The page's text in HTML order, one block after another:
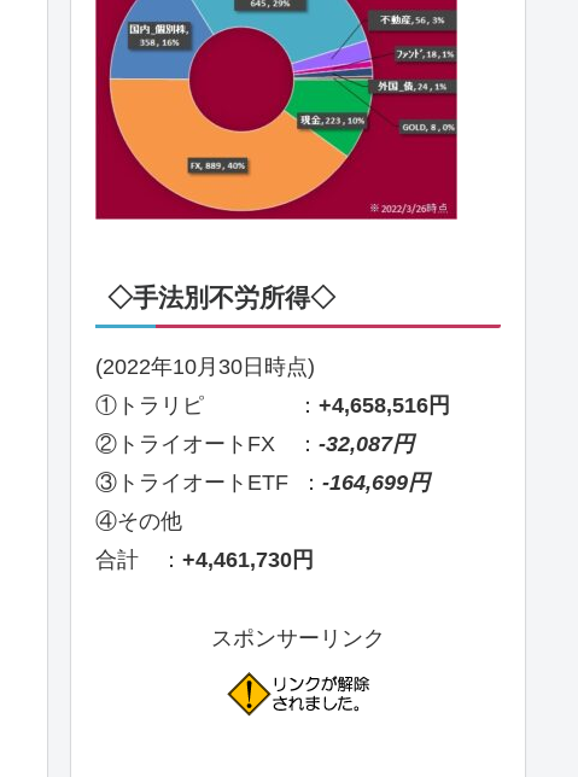
◇手法別不労所得◇
(2022年10月30日時点)
①トラリピ ： +4,658,516円
②トライオートFX ： -32,087円
③トライオートETF ： -164,699円
④その他
合計 ： +4,461,730円
スポンサーリンク